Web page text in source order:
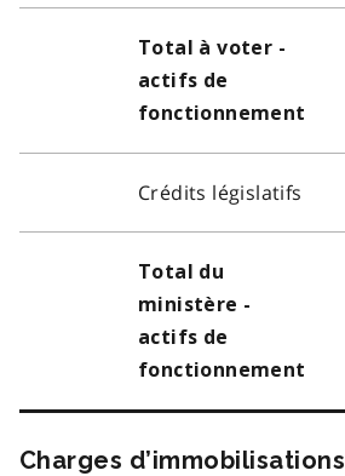
Total à voter -
actifs de
fonctionnement
Crédits législatifs
Total du
ministère -
actifs de
fonctionnement
Charges d’immobilisations